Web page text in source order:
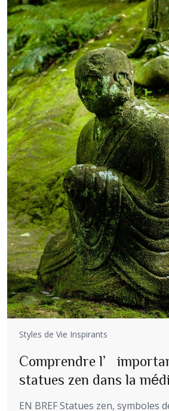
Styles de Vie Inspirants
Comprendre
statues zen dans la
EN BREF Statues zen, symboles